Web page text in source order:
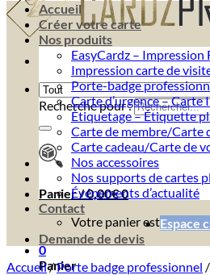
Recherche pour :
Panier /0,00€0
Votre panier est vide.
0
Panier
Accueil
Créer votre carte
Nos produits
EasyCardz – Impression
Impression carte de
Porte-badge
Carte d’urgence – Carte
Étiquetage – Étiquette
Carte de membre/Carte
Carte cadeau/Carte de
Nos accessoires
Nos supports de cartes
Événements d’actualité
Contact
Espace
Demande de devis
Accueil/Porte badge professionnel /